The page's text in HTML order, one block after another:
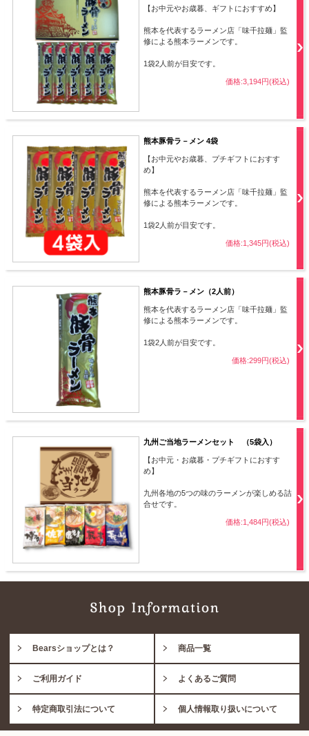
【お中元やお歳暮、ギフトにおすすめ】
熊本を代表するラーメン店「味千拉麺」監
修による熊本ラーメンです。
1袋2人前が目安です。
価格:3,194円(税込)
熊本豚骨ラ－メン 4袋
【お中元やお歳暮、プチギフトにおすす
め】
熊本を代表するラーメン店「味千拉麺」監
修による熊本ラーメンです。
1袋2人前が目安です。
価格:1,345円(税込)
熊本豚骨ラ－メン（2人前）
熊本を代表するラーメン店「味千拉麺」監
修による熊本ラーメンです。
1袋2人前が目安です。
価格:299円(税込)
九州ご当地ラーメンセット （5袋入）
【お中元・お歳暮・プチギフトにおすす
め】
九州各地の5つの味のラーメンが楽しめる詰
合せです。
価格:1,484円(税込)
Bearsショップとは？ 商品一覧
ご利用ガイド よくあるご質問
特定商取引法について 個人情報取り扱いについて